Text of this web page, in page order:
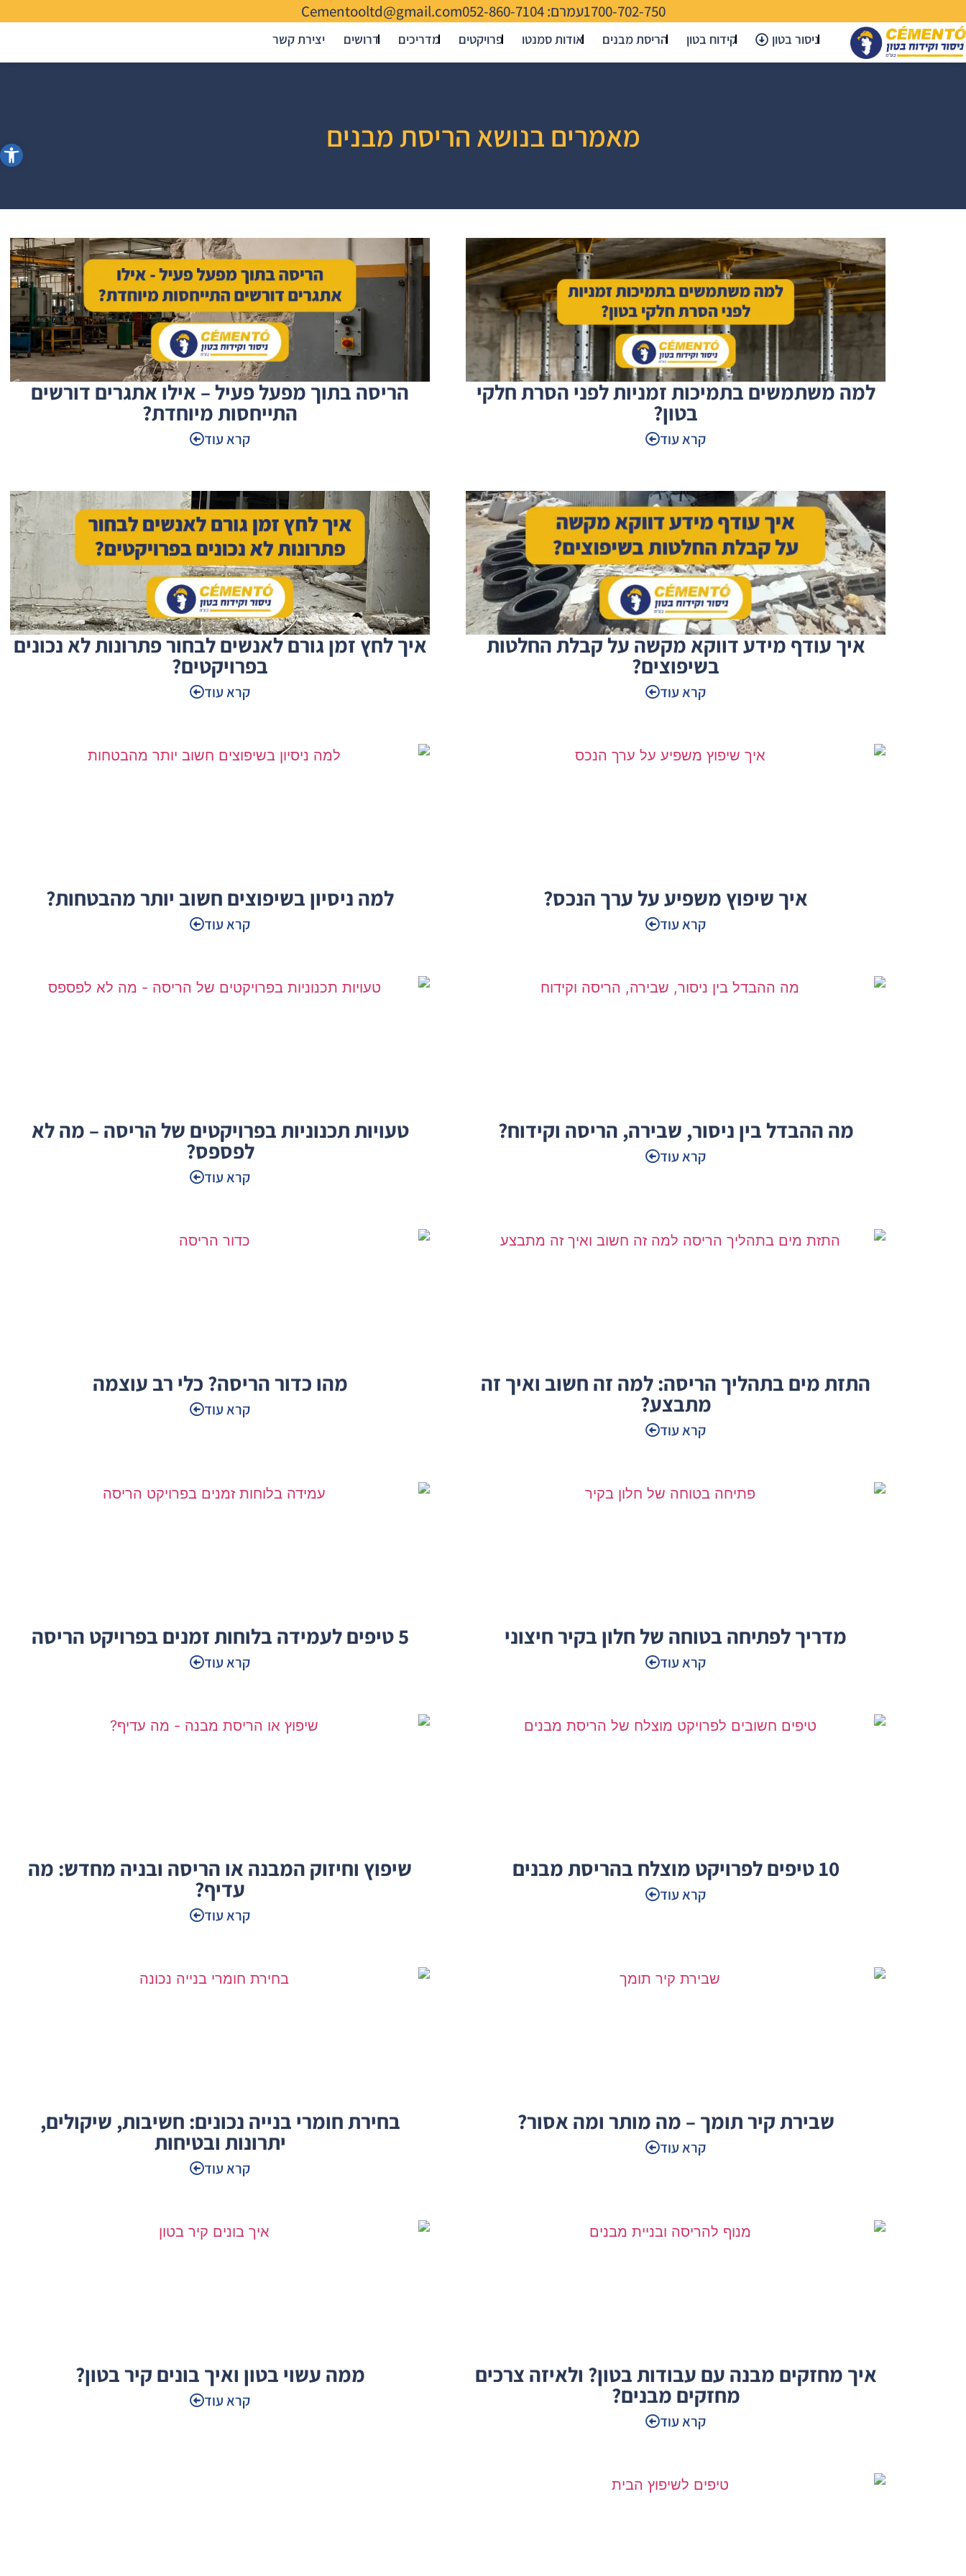
1700-702-750עמרם: 052-860-7104 Cementooltd@gmail.com
ניסור בטון קידוח בטון הריסת מבנים אודות סמנטו פרויקטים מדריכים דרושים יצירת קשר
מאמרים בנושא הריסת מבנים
למה משתמשים בתמיכות זמניות לפני הסרת חלקי
בטון?
קרא עוד
הריסה בתוך מפעל פעיל – אילו אתגרים דורשים
התייחסות מיוחדת?
קרא עוד
איך עודף מידע דווקא מקשה על קבלת החלטות
בשיפוצים?
קרא עוד
איך לחץ זמן גורם לאנשים לבחור פתרונות לא נכונים
בפרויקטים?
קרא עוד
איך שיפוץ משפיע על ערך הנכס?
קרא עוד
למה ניסיון בשיפוצים חשוב יותר מהבטחות?
קרא עוד
מה ההבדל בין ניסור, שבירה, הריסה וקידוח?
קרא עוד
טעויות תכנוניות בפרויקטים של הריסה – מה לא
לפספס?
קרא עוד
התזת מים בתהליך הריסה: למה זה חשוב ואיך זה
מתבצע?
קרא עוד
מהו כדור הריסה? כלי רב עוצמה
קרא עוד
מדריך לפתיחה בטוחה של חלון בקיר חיצוני
קרא עוד
5 טיפים לעמידה בלוחות זמנים בפרויקט הריסה
קרא עוד
10 טיפים לפרויקט מוצלח בהריסת מבנים
קרא עוד
שיפוץ וחיזוק המבנה או הריסה ובניה מחדש: מה
עדיף?
קרא עוד
שבירת קיר תומך – מה מותר ומה אסור?
קרא עוד
בחירת חומרי בנייה נכונים: חשיבות, שיקולים,
יתרונות ובטיחות
קרא עוד
איך מחזקים מבנה עם עבודות בטון? ולאיזה צרכים
מחזקים מבנים?
קרא עוד
ממה עשוי בטון ואיך בונים קיר בטון?
קרא עוד
פתח